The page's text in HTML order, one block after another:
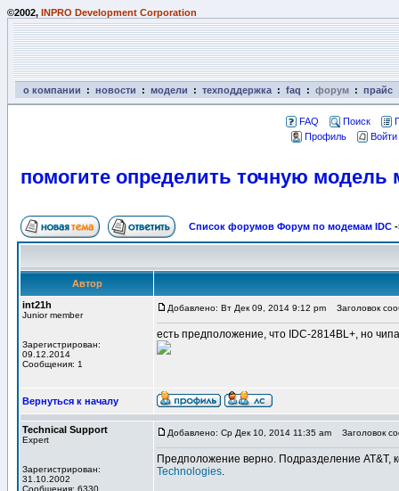
©2002, INPRO Development Corporation
о компании : новости : модели : техподдержка : faq : форум : прайс
FAQ Поиск
Профиль
помогите определить точную модель
Список форумов Форум по модемам IDC
Автор
int21h
Junior member
Зарегистрирован:
09.12.2014
Сообщения: 1
Добавлено: Вт Дек 09, 2014 9:12 pm Заголовок
есть предположение, что IDC-2814BL+, но
Вернуться к началу
Technical Support
Expert
Зарегистрирован:
31.10.2002
Сообщения: 6330
Добавлено: Ср Дек 10, 2014 11:35 am Заголовок
Предположение верно. Подразделение
Technologies.